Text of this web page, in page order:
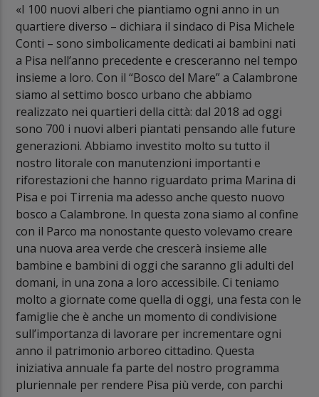
«I 100 nuovi alberi che piantiamo ogni anno in un
quartiere diverso – dichiara il sindaco di Pisa Michele
Conti – sono simbolicamente dedicati ai bambini nati
a Pisa nell’anno precedente e cresceranno nel tempo
insieme a loro. Con il “Bosco del Mare” a Calambrone
siamo al settimo bosco urbano che abbiamo
realizzato nei quartieri della città: dal 2018 ad oggi
sono 700 i nuovi alberi piantati pensando alle future
generazioni. Abbiamo investito molto su tutto il
nostro litorale con manutenzioni importanti e
riforestazioni che hanno riguardato prima Marina di
Pisa e poi Tirrenia ma adesso anche questo nuovo
bosco a Calambrone. In questa zona siamo al confine
con il Parco ma nonostante questo volevamo creare
una nuova area verde che crescerà insieme alle
bambine e bambini di oggi che saranno gli adulti del
domani, in una zona a loro accessibile. Ci teniamo
molto a giornate come quella di oggi, una festa con le
famiglie che è anche un momento di condivisione
sull’importanza di lavorare per incrementare ogni
anno il patrimonio arboreo cittadino. Questa
iniziativa annuale fa parte del nostro programma
pluriennale per rendere Pisa più verde, con parchi